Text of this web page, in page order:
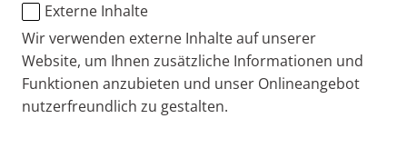
Externe Inhalte
Wir verwenden externe Inhalte auf unserer
Website, um Ihnen zusätzliche Informationen und
Funktionen anzubieten und unser Onlineangebot
nutzerfreundlich zu gestalten.
PARI DE
Produkte
+49 (0) 8151 279 279